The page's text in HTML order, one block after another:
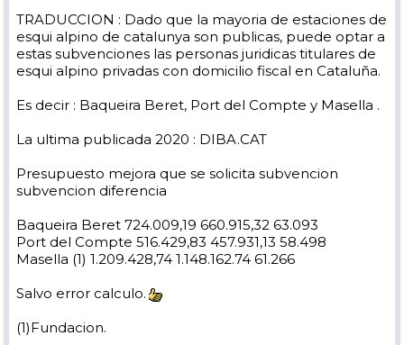
TRADUCCION : Dado que la mayoria de estaciones de
esqui alpino de catalunya son publicas, puede optar a
estas subvenciones las personas juridicas titulares de
esqui alpino privadas con domicilio fiscal en Cataluña.
Es decir : Baqueira Beret, Port del Compte y Masella .
La ultima publicada 2020 : DIBA.CAT
Presupuesto mejora que se solicita subvencion
subvencion diferencia
Baqueira Beret 724.009,19 660.915,32 63.093
Port del Compte 516.429,83 457.931,13 58.498
Masella (1) 1.209.428,74 1.148.162.74 61.266
Salvo error calculo.
(1)Fundacion.